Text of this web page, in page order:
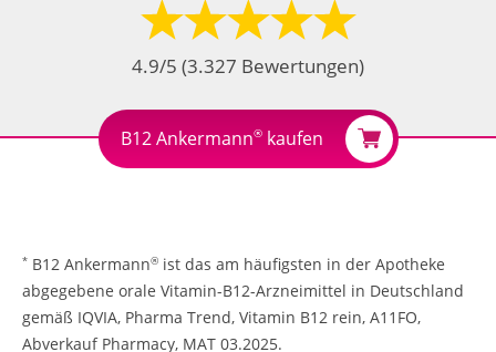
4.9/5 (3.327 Bewertungen)
B12 Ankermann®kaufen
* B12 Ankermann® ist das am häufigsten in der Apotheke
abgegebene orale Vitamin-B12-Arzneimittel in Deutschland
gemäß IQVIA, Pharma Trend, Vitamin B12 rein, A11FO,
Abverkauf Pharmacy, MAT 03.2025.